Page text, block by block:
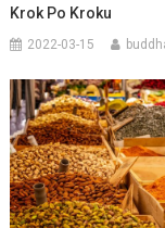
Krok Po Kroku
2022-03-15